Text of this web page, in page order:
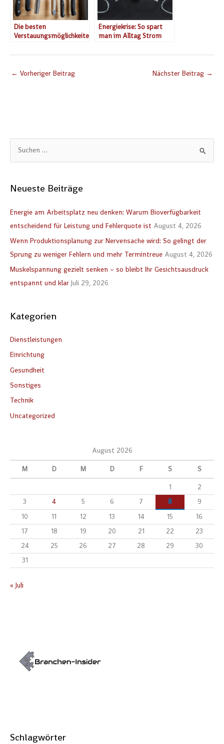
h
h
:
Neueste Beiträge
Energie am Arbeitsplatz neu denken: Warum Bioverfügbarkeit
entscheidend für Leistung und Fehlerquote ist August 4, 2026
Wenn Produktionsplanung zur Nervensache wird: So gelingt der
Sprung zu weniger Fehlern und mehr Termintreue August 4, 2026
Muskelspannung gezielt senken – so bleibt Ihr Gesichtsausdruck
entspannt und klar Juli 29, 2026
Kategorien
Dienstleistungen
Einrichtung
Gesundheit
Sonstiges
Technik
Uncategorized
August 2026
M D M D F S S
1
2
3
4 5 6 7 8
9
10
11 12 13 14 15
16
17
18 19 20 21 22
23
24
25 26 27 28 29
30
31
« Juli
Schlagwörter
Die besten
Verstauungsmöglichkeite
Energiekrise: So spart
man im Alltag Strom
← Vorheriger Beitrag Nächster Beitrag →